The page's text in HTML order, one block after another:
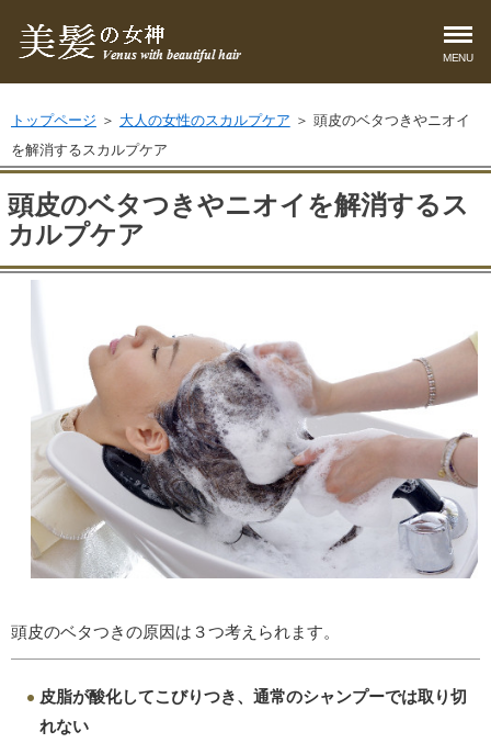
MENU
トップページ ＞ 大人の女性のスカルプケア ＞ 頭皮のベタつきやニオイ
を解消するスカルプケア
頭皮のベタつきやニオイを解消するス
カルプケア
頭皮のベタつきの原因は３つ考えられます。
皮脂が酸化してこびりつき、通常のシャンプーでは取り切
れない